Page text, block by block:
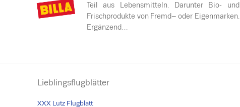
Teil aus Lebensmitteln. Darunter Bio- und
Frischprodukte von Fremd– oder Eigenmarken.
Ergänzend…
Lieblingsflugblätter
XXX Lutz Flugblatt